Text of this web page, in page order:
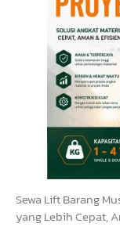
Sewa Lift Barang
yang Lebih Cepat,